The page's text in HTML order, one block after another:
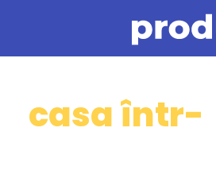
intrat la apă!
casa într-